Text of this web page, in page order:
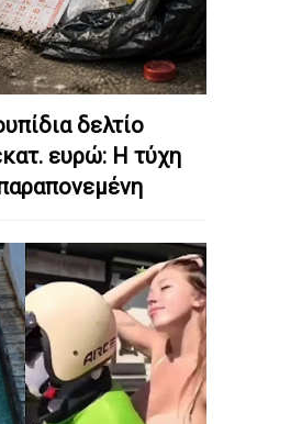
δελτίο
ευρώ: Η τύχη